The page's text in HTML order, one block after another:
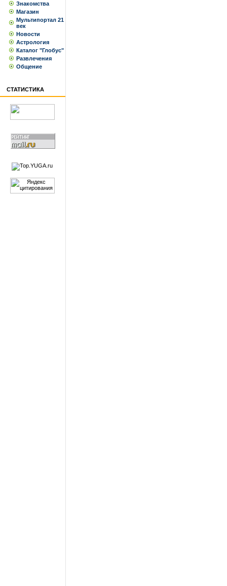
Знакомства
Магазин
Мультипортал 21
век
Новости
Астрология
Каталог "Глобус"
Развлечения
Общение
СТАТИСТИКА